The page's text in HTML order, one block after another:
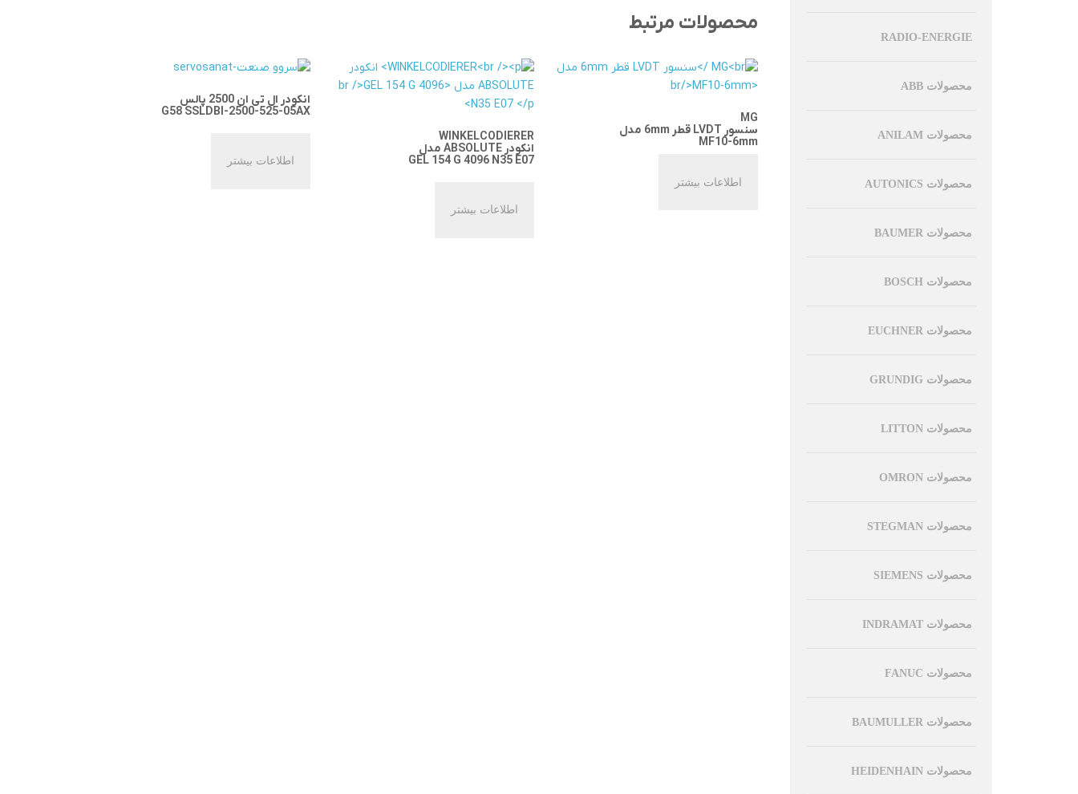
محصولات مرتبط
MG
سنسور LVDT قطر 6mm مدل
MF10-6mm
اطلاعات بیشتر
WINKELCODIERER
انکودر ABSOLUTE مدل
GEL 154 G 4096 N35 E07
اطلاعات بیشتر
انکودر ال تی ان 2500 پالس
G58 SSLDBI-2500-525-05AX
اطلاعات بیشتر
RADIO-ENERGIE
محصولات ABB
محصولات ANILAM
محصولات AUTONICS
محصولات BAUMER
محصولات BOSCH
محصولات EUCHNER
محصولات GRUNDIG
محصولات LITTON
محصولات OMRON
محصولات STEGMAN
محصولات SIEMENS
محصولات INDRAMAT
محصولات FANUC
محصولات BAUMULLER
محصولات HEIDENHAIN